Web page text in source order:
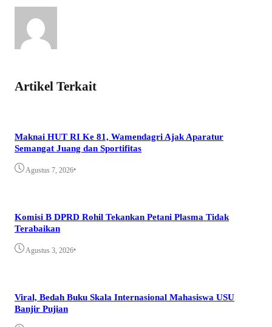
Artikel Terkait
Maknai HUT RI Ke 81, Wamendagri Ajak Aparatur
Semangat Juang dan Sportifitas
Agustus 7, 2026•
Komisi B DPRD Rohil Tekankan Petani Plasma Tidak
Terabaikan
Agustus 3, 2026•
Viral, Bedah Buku Skala Internasional Mahasiswa USU
Banjir Pujian